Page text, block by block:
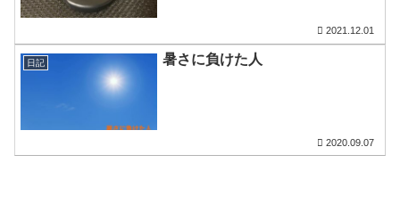
2021.12.01
日記 暑さに負けた人
2020.09.07